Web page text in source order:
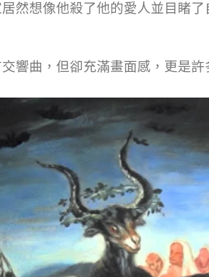
然想像他殺了他的愛人並目睹
響曲，但卻充滿畫面感，更是